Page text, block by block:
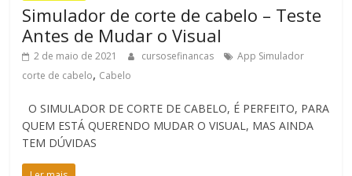
Simulador de corte de cabelo – Teste
Antes de Mudar o Visual
2 de maio de 2021 cursosefinancas
App Simulador
corte de cabelo, Cabelo
O SIMULADOR DE CORTE DE CABELO, É PERFEITO, PARA
QUEM ESTÁ QUERENDO MUDAR O VISUAL, MAS AINDA
TEM DÚVIDAS